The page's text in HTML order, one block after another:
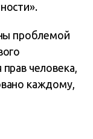
проблемой
человека,
каждому,